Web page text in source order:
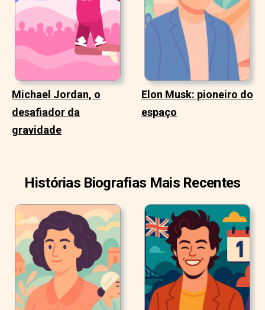
Michael Jordan, o
desafiador da
gravidade
Elon Musk: pioneiro do
espaço
Histórias Biografias Mais Recentes